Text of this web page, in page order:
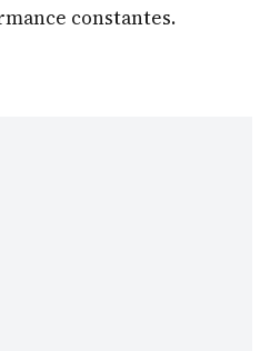
constantes.